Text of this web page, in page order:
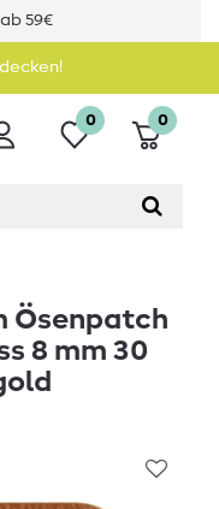
59€
0 0
Ösenpatch
8 mm 30